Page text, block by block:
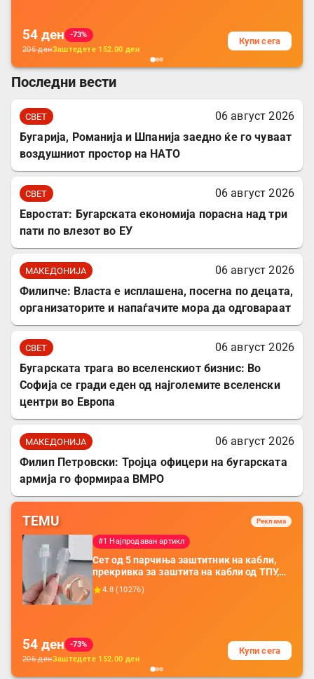
54 ден
-73%
206денЗаштедете 152.00 ден
Купи сега
Последни вести
СВЕТ
06 август 2026
Бугарија, Романија и Шпанија заедно ќе го чуваат
воздушниот простор на НАТО
СВЕТ
06 август 2026
Евростат: Бугарската економија порасна над три
пати по влезот во ЕУ
МАКЕДОНИЈА
06 август 2026
Филипче: Власта е исплашена, посегна по децата,
организаторите и напаѓачите мора да одговараат
СВЕТ
06 август 2026
Бугарската трага во вселенскиот бизнис: Во
Софија се гради еден од најголемите вселенски
центри во Европа
МАКЕДОНИЈА
06 август 2026
Филип Петровски: Тројца офицери на бугарската
армија го формираа ВМРО
TEMU Реклама
#1 Најпродаван артикл
Сет од 5 парчиња заштитник на кабли,
прекривка за заштита на кабли од ТПУ,
додатоци за заштита на кабли, без
батерија, за мобилни телефони, комплет
4.8 ( 10276)
54 ден
-73%
206денЗаштедете 152.00 ден
Купи сега